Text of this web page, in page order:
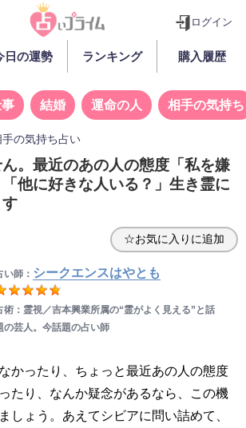
ログイン
日の運勢 ランキング 購入履歴
結婚 運命の人 相手の気持ち
手の気持ち占い
。最近のあの人の態度「私を嫌
他に好きな人いる？」生き霊に
☆お気に入りに追加
い師： シークエンスはやとも
術：霊視／吉本興業所属の“霊がよく見える”と話
の芸人。今話題の占い師
かったり、ちょっと最近あの人の態度
たり、なんか疑念があるなら、この機
しょう。あえてシビアに問い詰めて、